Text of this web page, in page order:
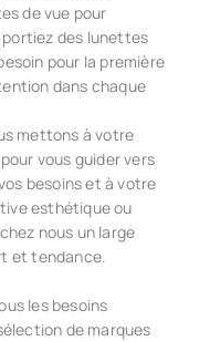
de vue pour
des lunettes
pour la première
dans chaque
mettons à votre
vous guider vers
besoins et à votre
esthétique ou
nous un large
et tendance.
les besoins
de marques